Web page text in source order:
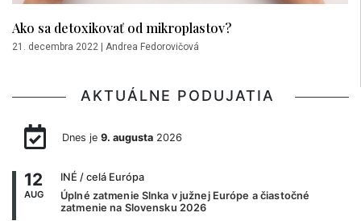
Ako sa detoxikovať od mikroplastov?
21. decembra 2022 Andrea Fedorovičová
AKTUÁLNE PODUJATIA
Dnes je 9. augusta2026
12
AUG
INÉ / celá Európa
Úplné zatmenie Slnka v južnej Európe a čiastočné
zatmenie na Slovensku 2026